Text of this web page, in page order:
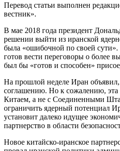
Перевод статьи выполнен
вестник».
В мае 2018 года президент
решении выйти из иранской
была «ошибочной по своей
готов вести переговоры о более
был бы «готов и способен»
На прошлой неделе Иран
соглашению. Но к сожалению, эта
Китаем, а не с Соединенными
ограничить ядерный потенциал
установит далеко идущее
партнерство в области
Новое китайско-иранское